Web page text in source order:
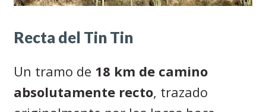
Recta del Tin Tin
Un tramo de 18 km de camino
absolutamente recto, trazado